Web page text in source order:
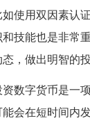
使用双因素认
技能也是非常
，做出明智的投
数字货币是一
会在短时间内